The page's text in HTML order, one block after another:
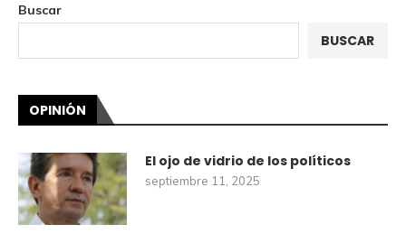
Buscar
BUSCAR
OPINIÓN
El ojo de vidrio de los políticos
septiembre 11, 2025